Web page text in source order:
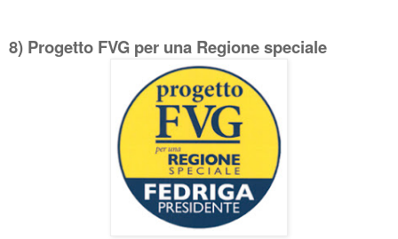
8) Progetto FVG per una Regione speciale